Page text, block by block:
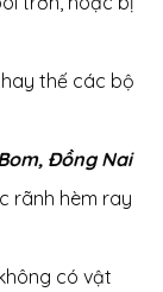
thế các bộ
Đồng Nai
rãnh hèm ray
có vật